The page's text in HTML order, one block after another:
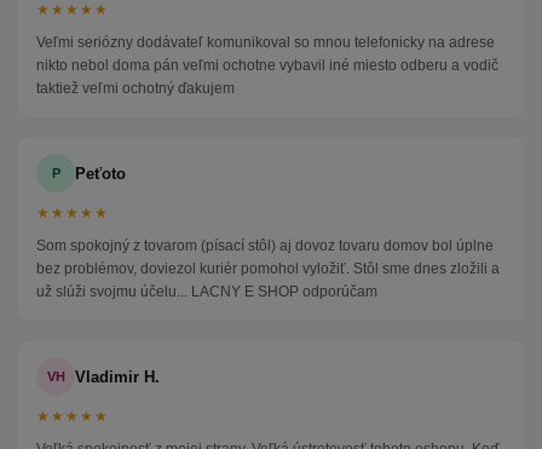
★★★★★
Veľmi seriózny dodávateľ komunikoval so mnou telefonicky na adrese
nikto nebol doma pán veľmi ochotne vybavil iné miesto odberu a vodič
taktiež veľmi ochotný ďakujem
P Peťoto
★★★★★
Som spokojný z tovarom (písací stôl) aj dovoz tovaru domov bol úplne
bez problémov, doviezol kuriér pomohol vyložiť. Stôl sme dnes zložili a
už slúži svojmu účelu... LACNY E SHOP odporúčam
VH Vladimir H.
★★★★★